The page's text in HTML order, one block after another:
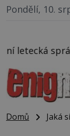
Pondělí, 10.
Domů Jaká